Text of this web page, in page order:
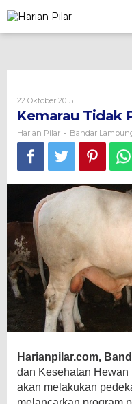
to
content
22 Oktober 2015Oleh
Harian
Pilar
Kemarau Tidak
Harian Pilar - Bandar
Harianpilar.com,
dan Kesehatan
akan melakukan